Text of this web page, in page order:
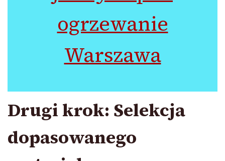
ogrzewanie
Warszawa
Drugi krok: Selekcja
dopasowanego